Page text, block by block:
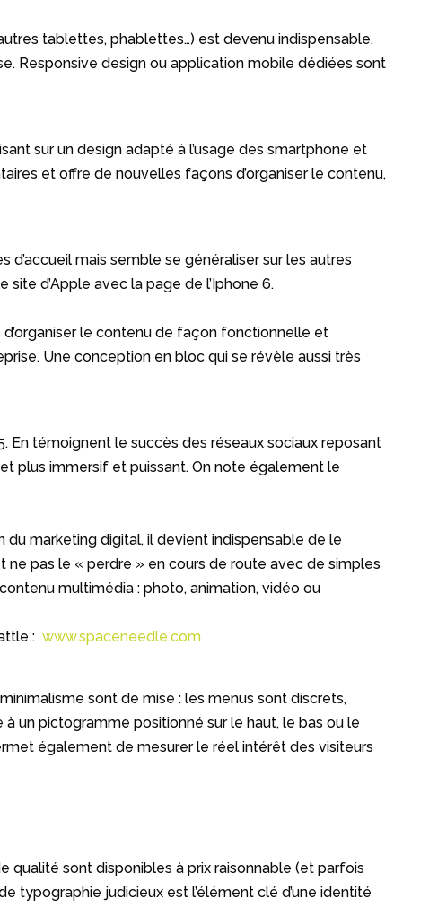
tablettes, phablettes…) est devenu indispensable.
Responsive design ou application mobile dédiées sont
sur un design adapté à l’usage des smartphone et
et offre de nouvelles façons d’organiser le contenu,
mais semble se généraliser sur les autres
d’Apple avec la page de l’Iphone 6.
d’organiser le contenu de façon fonctionnelle et
Une conception en bloc qui se révèle aussi très
En témoignent le succès des réseaux sociaux reposant
plus immersif et puissant. On note également le
du marketing digital, il devient indispensable de le
ne pas le « perdre » en cours de route avec de simples
multimédia : photo, animation, vidéo ou
: www.spaceneedle.com
sont de mise : les menus sont discrets,
un pictogramme positionné sur le haut, le bas ou le
également de mesurer le réel intérêt des visiteurs
qualité sont disponibles à prix raisonnable (et parfois
typographie judicieux est l’élément clé d’une identité